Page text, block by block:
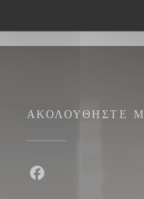
ΑΚΟΛΟΥΘΉΣΤΕ